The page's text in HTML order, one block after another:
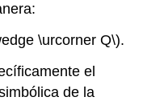
\urcorner Q\).
el
de la